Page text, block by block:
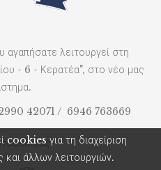
λειτουργεί στη
- 6 - Κερατέα", στο νέο μας
42071 / 6946 763669
cookies για τη διαχείριση
άλλων λειτουργιών.